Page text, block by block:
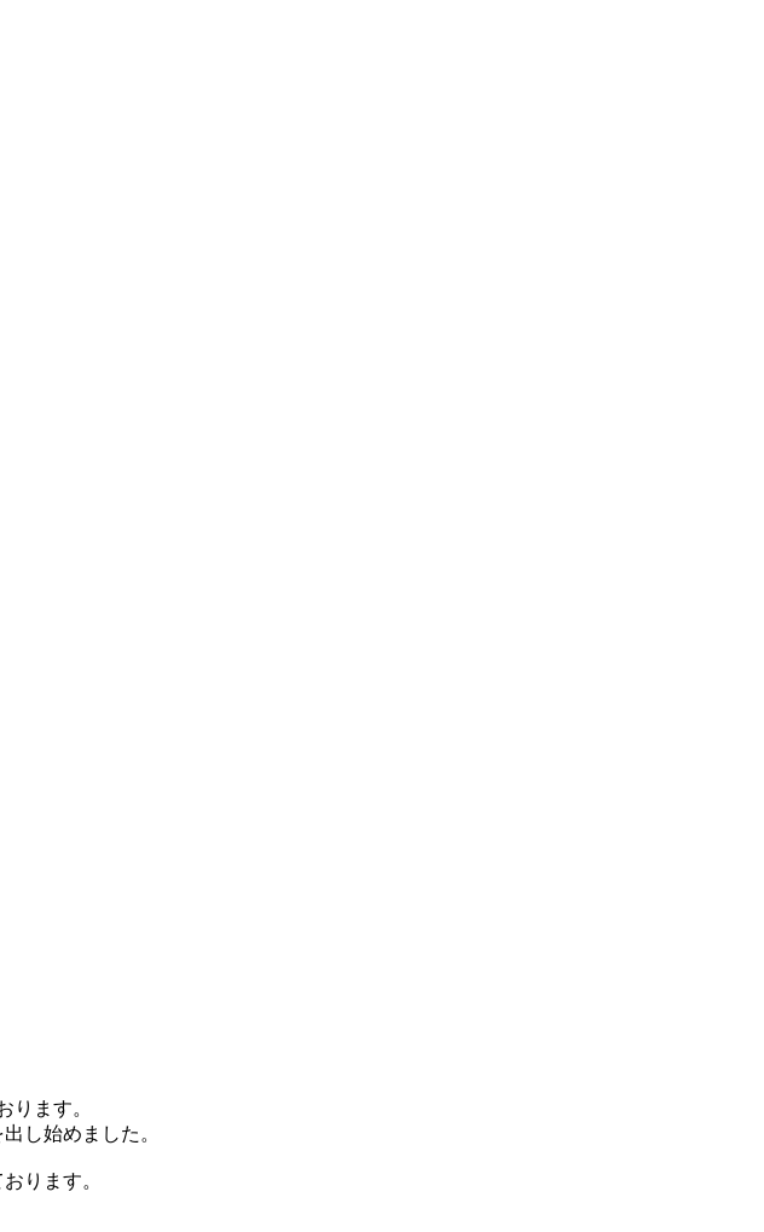
ります。
し始めました。
ります。